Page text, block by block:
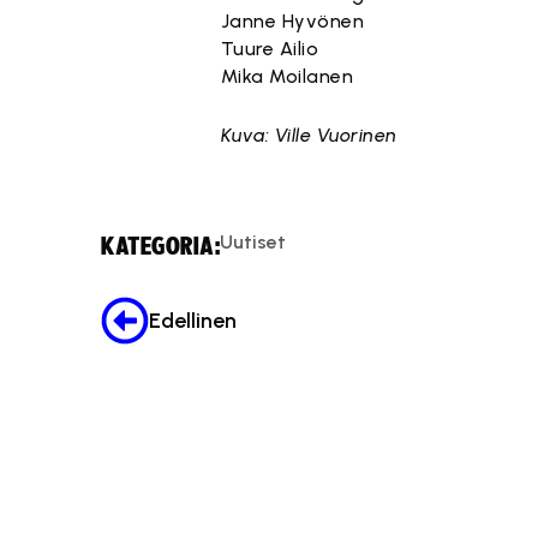
Janne Hyvönen
Tuure Ailio
Mika Moilanen
Kuva: Ville Vuorinen
KATEGORIA:Uutiset
Edellinen